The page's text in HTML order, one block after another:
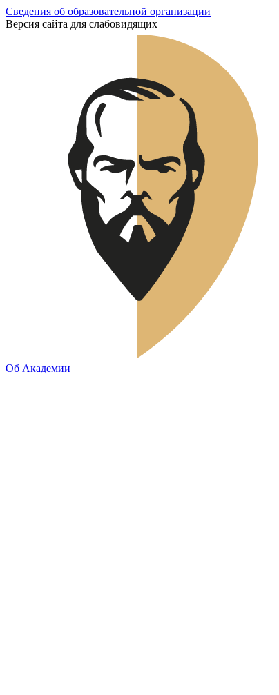
Сведения об образовательной организации
Версия сайта для слабовидящих
Об Академии